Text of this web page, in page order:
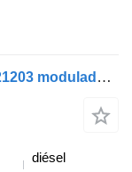
Knorr-Bremse FM12 (01.98-12.05) K021203 modulador EBS para Volvo FM7-FM12, FM, FMX (1998-2014) camión
diésel